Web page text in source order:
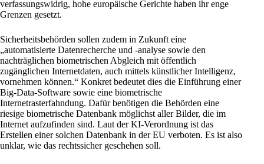
verfassungswidrig, hohe europäische Gerichte haben ihr enge
Grenzen gesetzt.
Sicherheitsbehörden sollen zudem in Zukunft eine
„automatisierte Datenrecherche und -analyse sowie den
nachträglichen biometrischen Abgleich mit öffentlich
zugänglichen Internetdaten, auch mittels künstlicher Intelligenz,
vornehmen können.“ Konkret bedeutet dies die Einführung einer
Big-Data-Software sowie eine biometrische
Internetrasterfahndung. Dafür benötigen die Behörden eine
riesige biometrische Datenbank möglichst aller Bilder, die im
Internet aufzufinden sind. Laut der KI-Verordnung ist das
Erstellen einer solchen Datenbank in derEU verboten. Es ist also
unklar, wie das rechtssicher geschehen soll.